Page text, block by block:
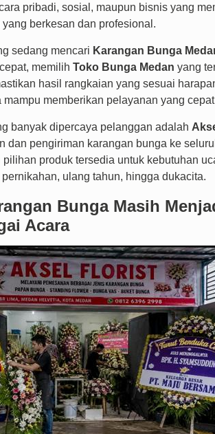
pribadi, sosial, maupun bisnis yang
berkesan dan profesional.
sedang mencari Karangan Bunga
memilih Toko Bunga Medan yang
hasil rangkaian yang sesuai
memberikan pelayanan yang
banyak dipercaya pelanggan adalah
dan pengiriman karangan bunga ke
produk tersedia untuk kebutuhan
ulang tahun, hingga dukacita.
Bunga Masih
Acara